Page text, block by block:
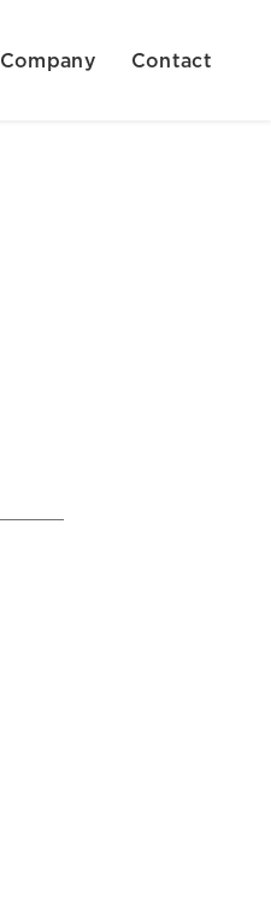
Company Contact